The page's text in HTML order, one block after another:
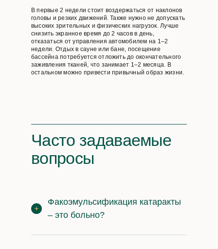
В первые 2 недели стоит воздержаться от наклонов
головы и резких движений. Также нужно не допускать
высоких зрительных и физических нагрузок. Лучше
снизить экранное время до 2 часов в день,
отказаться от управления автомобилем на 1–2
недели. Отдых в сауне или бане, посещение
бассейна потребуется отложить до окончательного
заживления тканей, что занимает 1–2 месяца. В
остальном можно привести привычный образ жизни.
Часто задаваемые
вопросы
Факоэмульсификация катаракты
– это больно?